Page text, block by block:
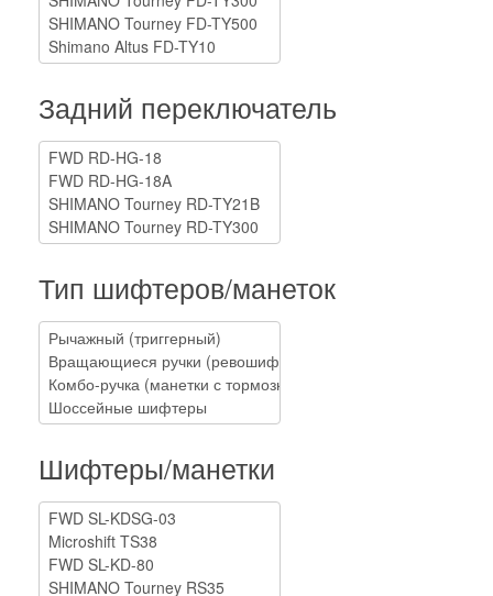
Задний переключатель
Тип шифтеров/манеток
Шифтеры/манетки